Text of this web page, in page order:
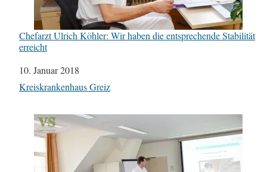
Chefarzt Ulrich Köhler: Wir haben die entsprechende Stabilität
erreicht
Datum
10. Januar 2018
In Bezug auf
Kreiskrankenhaus Greiz